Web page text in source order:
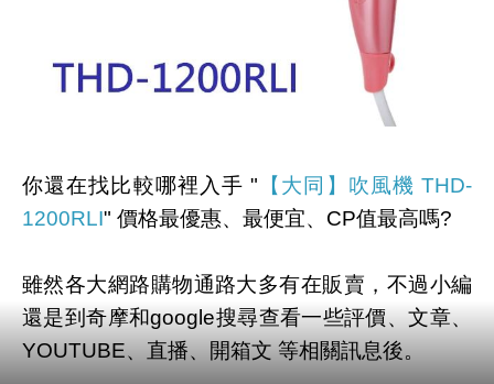
你還在找比較哪裡入手 " 【大同】吹風機 THD-
1200RLI" 價格最優惠、最便宜、CP值最高嗎?
雖然各大網路購物通路大多有在販賣，不過小編
還是到奇摩和google搜尋查看一些評價、文章、
YOUTUBE、直播、開箱文 等相關訊息後。